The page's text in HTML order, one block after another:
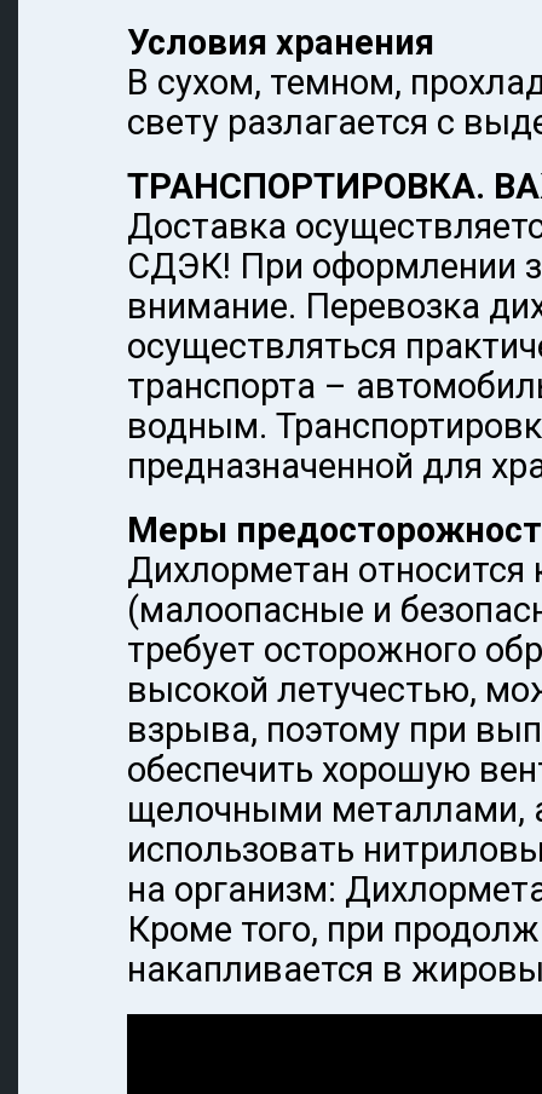
Условия хранения
В сухом, темном,
свету разлагается с
ТРАНСПОРТИРОВКА.
Доставка
СДЭК! При оформлении
внимание. Перевозка
осуществляться
транспорта –
водным.
предназначенной для
Меры
Дихлорметан относится
(малоопасные и
требует осторожного
высокой летучестью,
взрыва, поэтому при
обеспечить хорошую
щелочными металлами,
использовать
на организм:
Кроме того, при
накапливается в